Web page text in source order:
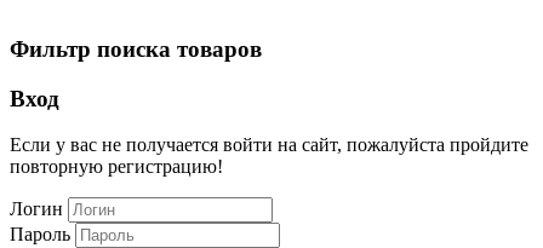
Фильтр поиска товаров
Вход
Если у вас не получается войти на сайт, пожалуйста пройдите
повторную регистрацию!
Логин
Пароль